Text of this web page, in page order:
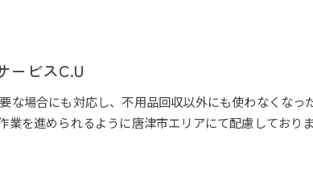
ービスC.U
な場合にも対応し、不用品回収以外にも使わなくな
業を進められるように唐津市エリアにて配慮しておりま